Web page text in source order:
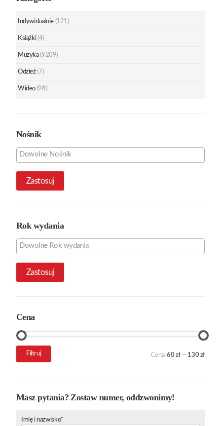
Indywidualnie (121)
Książki (4)
Muzyka (9209)
Odzież (7)
Wideo (98)
Nośnik
Zastosuj
Rok wydania
Zastosuj
Cena
Cena
Cena
Filtruj Cena:60 zł— 130 zł
Masz pytania? Zostaw numer, oddzwonimy!
Imię i nazwisko*